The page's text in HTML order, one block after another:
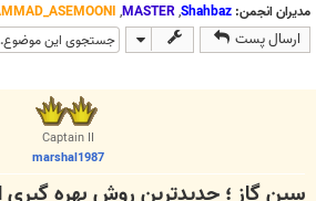
مدیران انجمن: Shahbaz
,
MASTER
,
ارسال پست
Captain II
marshal1987